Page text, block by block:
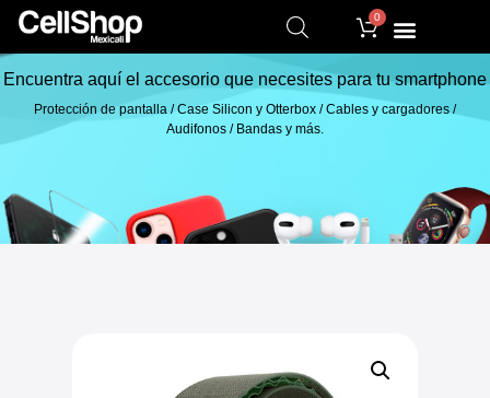
0
Encuentra aquí el accesorio que necesites para tu smartphone
Protección de pantalla / Case Silicon y Otterbox / Cables y cargadores /
Audifonos / Bandas y más.